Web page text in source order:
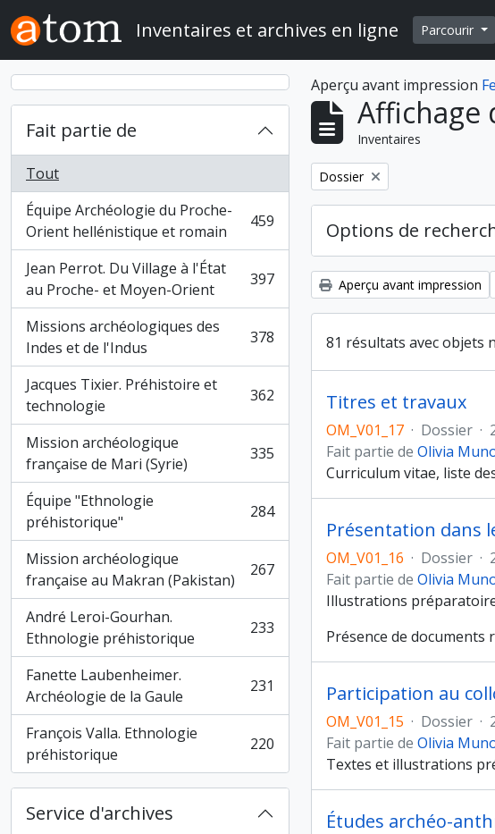
Skip to main content
Inventaires et archives en ligne Parcourir
Fait partie de
Tout
Équipe Archéologie du Proche-
Orient hellénistique et romain
, 459 résultats 459
Jean Perrot. Du Village à l'État
au Proche- et Moyen-Orient
, 397 résultats 397
Missions archéologiques des
Indes et de l'Indus
, 378 résultats 378
Jacques Tixier. Préhistoire et
technologie
, 362 résultats 362
Mission archéologique
française de Mari (Syrie)
, 335 résultats 335
Équipe "Ethnologie
préhistorique"
, 284 résultats 284
Mission archéologique
française au Makran (Pakistan)
, 267 résultats 267
André Leroi-Gourhan.
Ethnologie préhistorique
, 233 résultats 233
Fanette Laubenheimer.
Archéologie de la Gaule
, 231 résultats 231
François Valla. Ethnologie
préhistorique
, 220 résultats 220
Service d'archives
Aperçu avant impression
Affichage
Inventaires
Remove filter:
Dossier
Options de
Aperçu avant impression
81 résultats avec objets
Titres et travaux
OM_V01_17 · Dossier ·
Fait partie de Olivia
Curriculum vitae, liste
OM_V01_16 · Dossier ·
Fait partie de Olivia
Illustrations
Présence de documents
Participation au
OM_V01_15 · Dossier ·
Fait partie de Olivia
Textes et illustrations
Études archéo-